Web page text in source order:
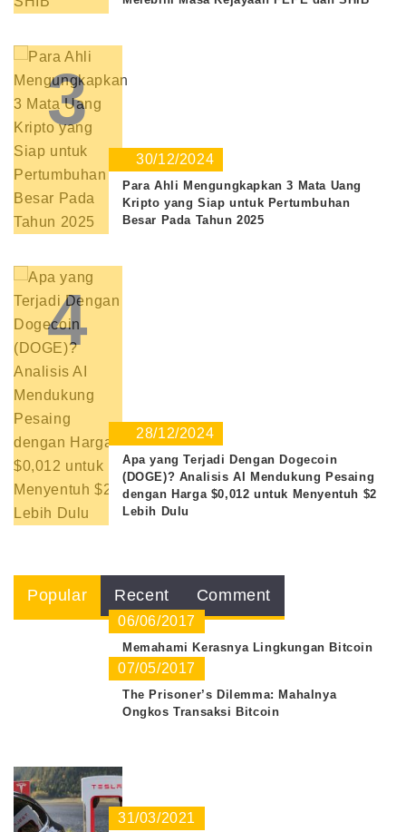
3
30/12/2024
Para Ahli Mengungkapkan 3 Mata Uang
Kripto yang Siap untuk Pertumbuhan
Besar Pada Tahun 2025
4
28/12/2024
Apa yang Terjadi Dengan Dogecoin
(DOGE)? Analisis AI Mendukung Pesaing
dengan Harga $0,012 untuk Menyentuh $2
Lebih Dulu
Popular Recent Comment
06/06/2017
Memahami Kerasnya Lingkungan Bitcoin
07/05/2017
The Prisoner’s Dilemma: Mahalnya
Ongkos Transaksi Bitcoin
31/03/2021